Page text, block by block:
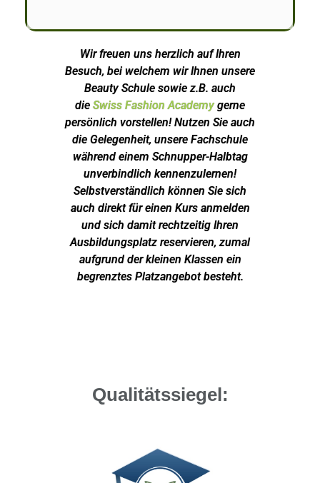
Wir freuen uns herzlich auf Ihren
Besuch, bei welchem wir Ihnen unsere
Beauty Schule sowie z.B. auch
die Swiss Fashion Academy gerne
persönlich vorstellen! Nutzen Sie auch
die Gelegenheit, unsere Fachschule
während einem Schnupper-Halbtag
unverbindlich kennenzulernen!
Selbstverständlich können Sie sich
auch direkt für einen Kurs anmelden
und sich damit rechtzeitig Ihren
Ausbildungsplatz reservieren, zumal
aufgrund der kleinen Klassen ein
begrenztes Platzangebot besteht.
Qualitätssiegel: